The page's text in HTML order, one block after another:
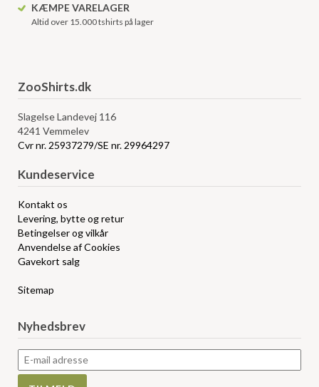
KÆMPE VARELAGER
Altid over 15.000 tshirts på lager
ZooShirts.dk
Slagelse Landevej 116
4241 Vemmelev
Cvr nr. 25937279/SE nr. 29964297
Kundeservice
Kontakt os
Levering, bytte og retur
Betingelser og vilkår
Anvendelse af Cookies
Gavekort salg
Sitemap
Nyhedsbrev